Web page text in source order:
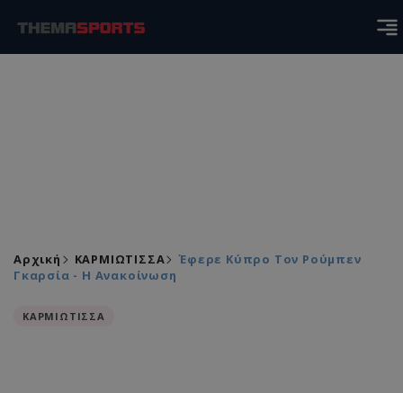
Αρχική ΚΑΡΜΙΩΤΙΣΣΑ
Έφερε Κύπρο Τον Ρούμπεν
Γκαρσία - Η Ανακοίνωση
ΚΑΡΜΙΩΤΙΣΣΑ